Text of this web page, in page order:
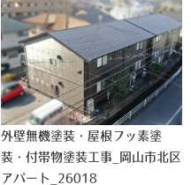
外壁無機塗装・屋根フッ素塗
装・付帯物塗装工事_岡山市北区
アパート_26018